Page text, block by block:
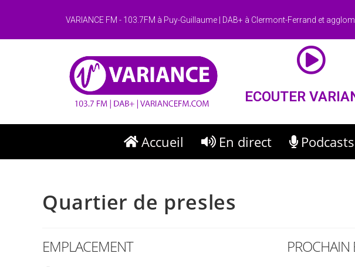
VARIANCE FM - 103.7FM à Puy-Guillaume | DAB+ à Clermont-Ferrand et
ECOUTER
Accueil En direct Podcasts
Quartier de presles
EMPLACEMENT PROCHAIN